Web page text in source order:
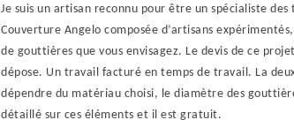
Je suis un artisan reconnu pour être un spécialiste
Couverture Angelo composée d’artisans
de gouttières que vous envisagez. Le devis de ce
dépose. Un travail facturé en temps de travail. La
dépendre du matériau choisi, le diamètre des
détaillé sur ces éléments et il est gratuit.